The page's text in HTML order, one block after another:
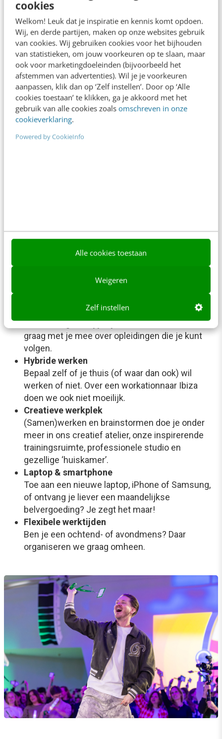
cookies
Welkom! Leuk dat je inspiratie en kennis komt opdoen.
Wij, en derde partijen, maken op onze websites gebruik
van cookies. Wij gebruiken cookies voor het bijhouden
van statistieken, om jouw voorkeuren op te slaan, maar
ook voor marketingdoeleinden (bijvoorbeeld het
afstemmen van advertenties). Wil je je voorkeuren
aanpassen, klik dan op ‘Zelf instellen’. Door op ‘Alle
cookies toestaan’ te klikken, ga je akkoord met het
gebruik van alle cookies zoals omschreven in onze
cookieverklaring.
Powered by CookieInfo
Alle cookies toestaan
Weigeren
Zelf instellen
leuke baan, een passend salaris, verlofdagen en
reiskostenvergoeding, maar ook:
Aan je competenties werken en doorgroeien in
een richting waar jij blij van wordt? We denken
graag met je mee over opleidingen die je kunt
volgen.
Hybride werken
Bepaal zelf of je thuis (of waar dan ook) wil
werken of niet. Over een workationnaar Ibiza
doen we ook niet moeilijk.
Creatieve werkplek
(Samen)werken en brainstormen doe je onder
meer in ons creatief atelier, onze inspirerende
trainingsruimte, professionele studio en
gezellige ‘huiskamer’.
Laptop & smartphone
Toe aan een nieuwe laptop, iPhone of Samsung,
of ontvang je liever een maandelijkse
belvergoeding? Je zegt het maar!
Flexibele werktijden
Ben je een ochtend- of avondmens? Daar
organiseren we graag omheen.
Open, informele & hechte cultuur
Bij ons staat samenwerking en werkgeluk
centraal: samen werken, samen leren en samen
lol hebben.
Flexibel planbare feestdagen
Je kunt een feestdag ruilen voor een andere
Goede pensioenregeling
werken. Dat maken we van harte mogelijk.
Kom anders gewoon een keer langs om
informeel kennis te maken. Zetten we koffie klaar